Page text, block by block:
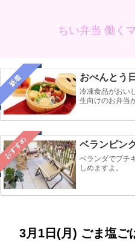
ちい弁当 働く
新着 おべんとう
冷凍食品がおい
生向けのお弁当
おすすめ ベランピン
ベランダでプチ
しめますよ。
3月1日(月) ごま塩ご